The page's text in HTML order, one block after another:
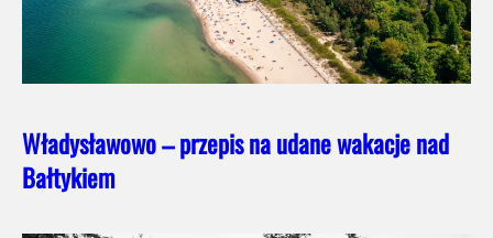
Władysławowo – przepis na udane wakacje nad
Bałtykiem